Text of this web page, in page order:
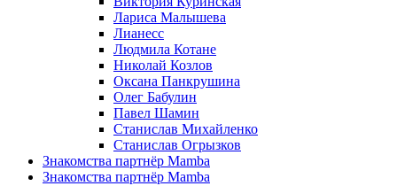
Лариса Малышева
Лианесс
Людмила Котане
Николай Козлов
Оксана Панкрушина
Олег Бабулин
Павел Шамин
Станислав Михайленко
Станислав Огрызков
Знакомства партнёр Mamba
Знакомства партнёр Mamba